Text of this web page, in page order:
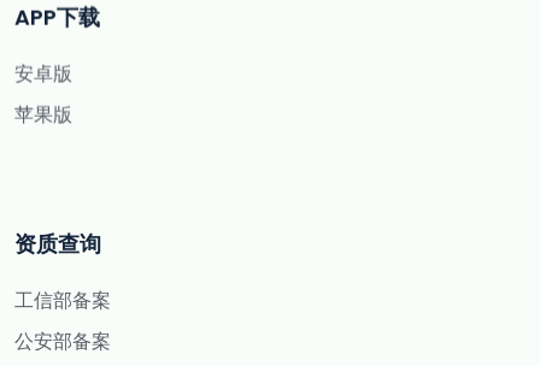
APP下载
安卓版
苹果版
资质查询
工信部备案
公安部备案